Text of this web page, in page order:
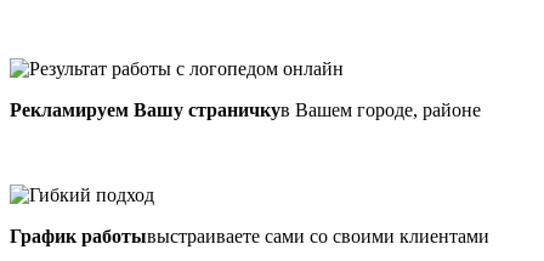
Рекламируем Вашу страничкув Вашем городе, районе
График работывыстраиваете сами со своими клиентами